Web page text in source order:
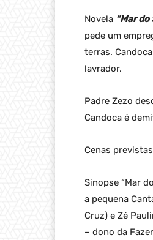
Novela “Mar
pede um
terras.
lavrador.
Padre Zezo
Candoca é
Cenas
Sinopse “Mar
a pequena
Cruz) e Zé
– dono da